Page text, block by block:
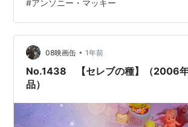
かなって感じでした。わざわざ映画館に行
くてもいいかなと。悪くはないし、しっ
いる映画ですが、どこにも振り切ってい
まりとしちゃっているのでそんなに興奮も
観終わったという感じです。 ＜ここから
じ＞ 三年前、突如地中からリーパーと…
#アンソニー・マッキー
08映画缶 • 1年前
No.1438 【セレブの種】（2006
品）